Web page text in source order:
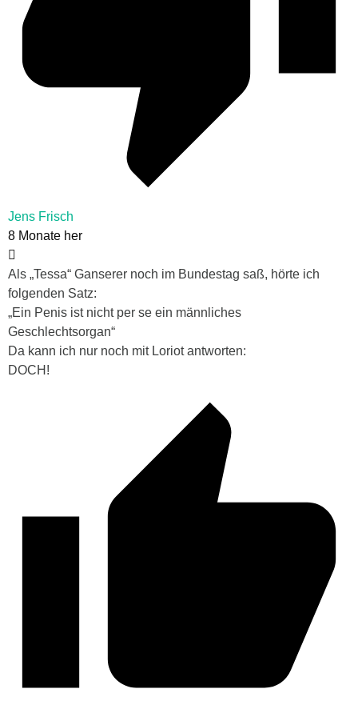
Jens Frisch
8 Monate her
Als „Tessa“ Ganserer noch im Bundestag saß, hörte ich
folgenden Satz:
„Ein Penis ist nicht per se ein männliches
Geschlechtsorgan“
Da kann ich nur noch mit Loriot antworten:
DOCH!